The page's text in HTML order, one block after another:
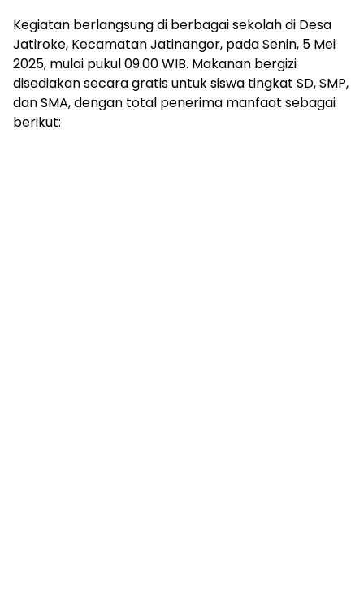
Kegiatan berlangsung di berbagai sekolah di Desa
Jatiroke, Kecamatan Jatinangor, pada Senin, 5 Mei
2025, mulai pukul 09.00 WIB. Makanan bergizi
disediakan secara gratis untuk siswa tingkat SD, SMP,
dan SMA, dengan total penerima manfaat sebagai
berikut: